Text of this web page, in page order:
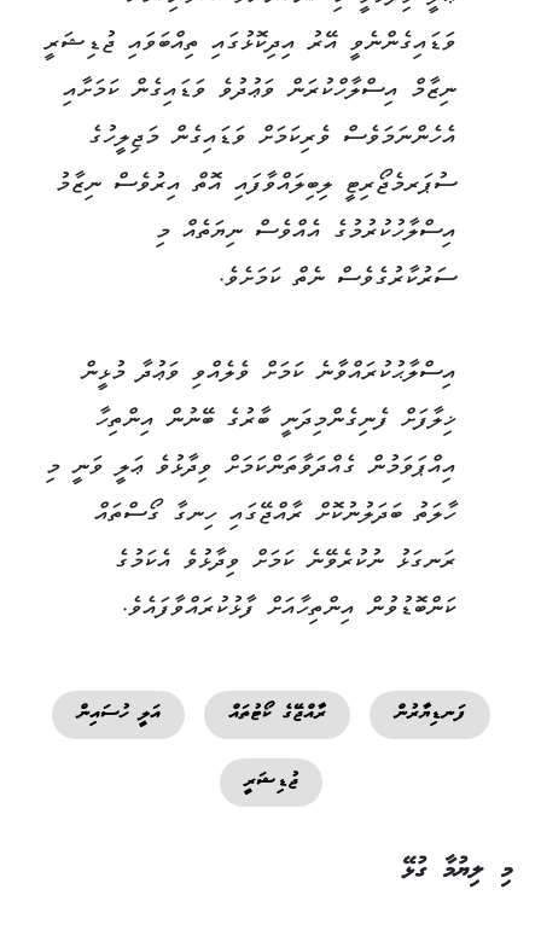
ވަޑައިގެންނެވީ އޭރު އިދިކޮޅުގައި ތިއްބަވައި ޖުޑިޝަރީ
ނިޒާމް އިސްލާހްކުރަން ވަޢުދުވެ ވަޑައިގެން ކަމަށާއި
އެހެންނަމަވެސް ވެރިކަމަށް ވަޑައިގެން މަޖިލީހުގެ
ސުޕަރމެޖޯރިޓީ ލިބިލައްވާފައި އޮތް އިރުވެސް ނިޒާމު
އިސްލާހުކުރުމުގެ އެއްވެސް ނިޔަތެއް މި
ސަރުކާރުގެވެސް ނެތް ކަމަށެވެ.
އިސްލާޙުކުރައްވާނެ ކަމަށް ވެލެއްވި ވަޢުދާ މުޅީން
ޚިލާފަށް ފެނިގެންމިދަނީ ބާރުގެ ބޭނުން އިންތިހާ
އިއްޕަވަމުން ގެއްދަވާތަންކަމަށް ވިދާޅުވެ ޢަލީ ވަނީ މި
ހާލަތު ބަދަލުނުކޮށް ރާއްޖޭގައި ހިނގާ ގޯސްތައް
ރަނގަޅު ނުކުރެވޭނެ ކަމަށް ވިދާޅުވެ އެކަމުގެ
ކަންބޮޑުވުން އިންތިހާއަށް ފާޅުކުރައްވާފައެވެ.
ފަނޑިޔާރުން ރާއްޖޭގެ ކޯޓުތައް އަލީ ހުސައިން
ޖުޑިޝަރީ
މި ލިޔުމާ ގުޅޭ